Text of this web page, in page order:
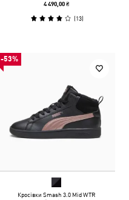
4 490,00 ₴
(13)
-53%
Кросівки Smash 3.0 Mid WTR